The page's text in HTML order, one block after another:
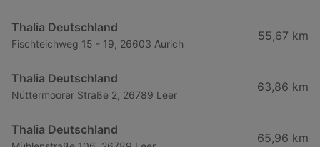
Thalia Deutschland
Fischteichweg 15 - 19, 26603 Aurich
55,67 km
Thalia Deutschland
Nüttermoorer Straße 2, 26789 Leer
63,86 km
Thalia Deutschland
65,96 km